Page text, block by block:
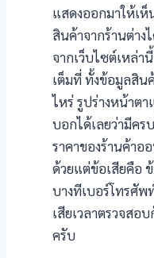
แสดงออกมาให้เ
สินค้าจากร้านต่าง
จากเว็บไซต์เหล่
เต็มที่ ทั้งข้อมูลสิน
ไหร่ รูปร่างหน้าต
บอกได้เลยว่ามีคร
ราคาของร้านค้าอ
ด้วยแต่ข้อเสียคือ
บางทีเบอร์โทรศัพ
เสียเวลาตรวจส
ครับ